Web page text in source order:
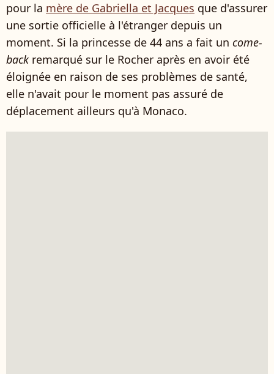
pour la mère de Gabriella et Jacques que d'assurer
une sortie officielle à l'étranger depuis un
moment. Si la princesse de 44 ans a fait un come-
backremarqué sur le Rocher après en avoir été
éloignée en raison de ses problèmes de santé,
elle n'avait pour le moment pas assuré de
déplacement ailleurs qu'à Monaco.